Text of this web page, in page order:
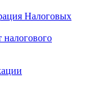
Налоговых